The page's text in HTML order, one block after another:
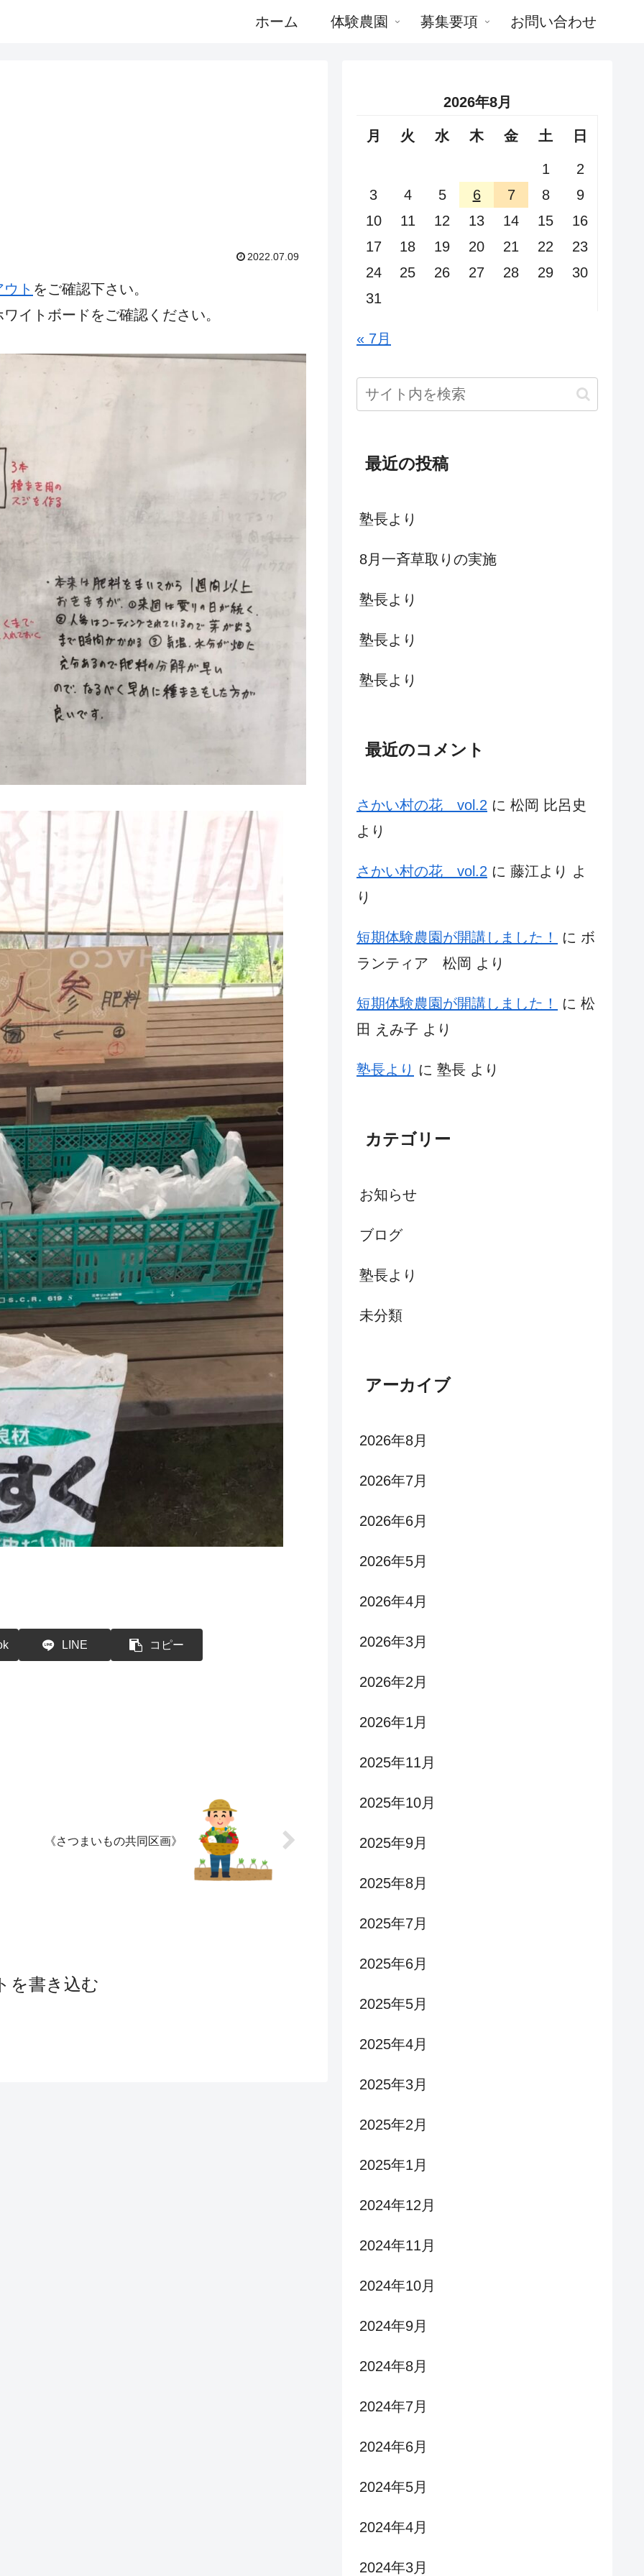
ホーム 体験農園 募集要項 お問い合わせ
2022.07.09
ト をご確認下さい。
イトボードをご確認ください。
LINE コピー
《さつまいもの共同区画》
を書き込む
2026年8月
月 火 水 木 金 土 日
1
2
3
4 5 6 7 8
9
10
11 12 13 14 15
16
17
18 19 20 21 22
23
24
25 26 27 28 29
30
31
« 7月
最近の投稿
塾長より
8月一斉草取りの実施
塾長より
塾長より
塾長より
最近のコメント
さかい村の花 vol.2 に 松岡 比呂史
より
さかい村の花 vol.2 に 藤江より
よ
り
短期体験農園が開講しました！ に ボ
ランティア 松岡 より
短期体験農園が開講しました！ に 松
田 えみ子 より
塾長より に 塾長 より
カテゴリー
お知らせ
ブログ
塾長より
未分類
アーカイブ
2026年8月
2026年7月
2026年6月
2026年5月
2026年4月
2026年3月
2026年2月
2026年1月
2025年11月
2025年10月
2025年9月
2025年8月
2025年7月
2025年6月
2025年5月
2025年4月
2025年3月
2025年2月
2025年1月
2024年12月
2024年11月
2024年10月
2024年9月
2024年8月
2024年7月
2024年6月
2024年5月
2024年4月
2024年3月